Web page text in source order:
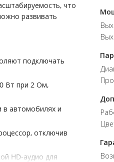
что
развивать
подключать
Вт при 2 Ом,
в автомобилях и
отключив
HD-аудио для